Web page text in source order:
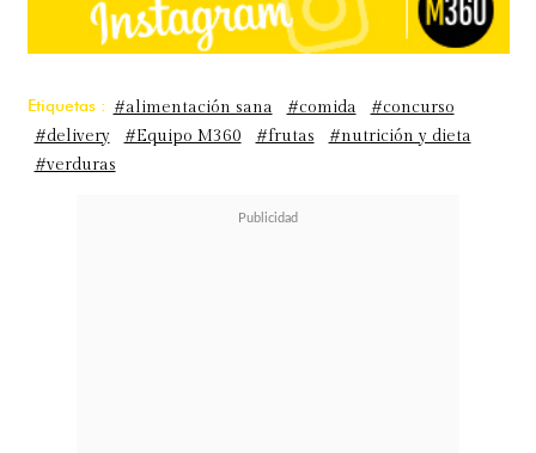
Etiquetas : #alimentación sana #comida
#concurso
#delivery
#Equipo M360 #frutas
#nutrición y dieta
#verduras